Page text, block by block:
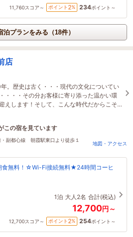
11,760スコア～ ポイント 2% 234ポイント～
泊プランをみる（18件）
店
。歴史は古く・・・現代の文化についてい
・・・その分お客様に寄り添った温かい環
えします！そして、こんな時代だからこそ
温かさを伝えます。
この宿を見ています
前に予約されました
副都心線 朝霞駅東口より徒歩１
地図・アクセス
食無料！☆Wi-Fi接続無料★24時間コーヒ
1泊 大人2名 合計(税込)
12,700円～
12,700スコア～ ポイント 2% 254ポイント～